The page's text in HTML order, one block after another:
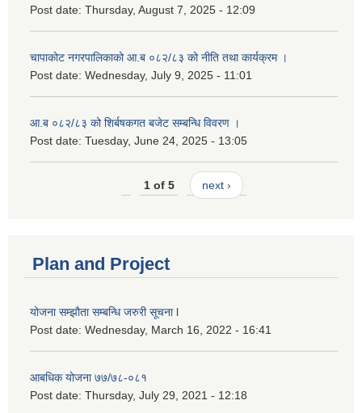
Post date: Thursday, August 7, 2025 - 12:09
चापाकोट नगरपालिकाको आ.ब ०८२/८३ को नीति तथा कार्यक्रम ।
Post date: Wednesday, July 9, 2025 - 11:01
आ.ब ०८२/८३ को शिर्बषकगत बजेट सम्बन्धि विवरण ।
Post date: Tuesday, June 24, 2025 - 13:05
1 of 5 next ›
Plan and Project
योजना सम्झौता सम्बन्धि जरुरी सूचना l
Post date: Wednesday, March 16, 2022 - 16:41
आबधिक योजना ७७/७८-०८१
Post date: Thursday, July 29, 2021 - 12:18